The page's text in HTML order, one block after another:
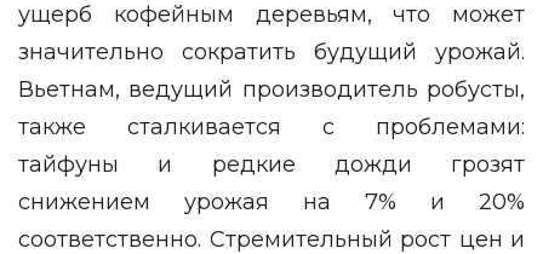
ущерб кофейным деревьям, что может
значительно сократить будущий урожай.
Вьетнам, ведущий производитель робусты,
также сталкивается с проблемами:
тайфуны и редкие дожди грозят
снижением урожая на 7% и 20%
соответственно. Стремительный рост цен и